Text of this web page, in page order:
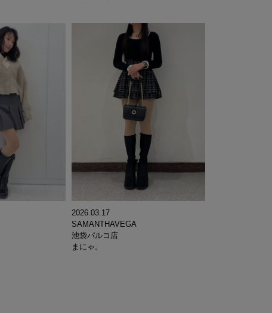
2026.03.17
SAMANTHAVEGA
池袋パルコ店
まにゃ。